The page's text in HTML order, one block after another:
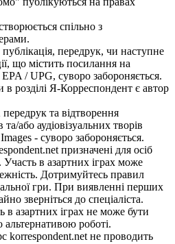
спільно з
передрук, чи наступне
що містить посилання на
/ UPG, суворо забороняється.
в розділі Я-Корреспондент є автор
та відтворення
або аудіовізуальних творів
- суворо забороняється.
призначені для осіб
в азартних іграх може
Дотримуйтесь правил
гри. При виявленні перших
зверніться до спеціаліста.
в азартних іграх не може бути
альтернативою роботі.
korrespondent.net не проводить